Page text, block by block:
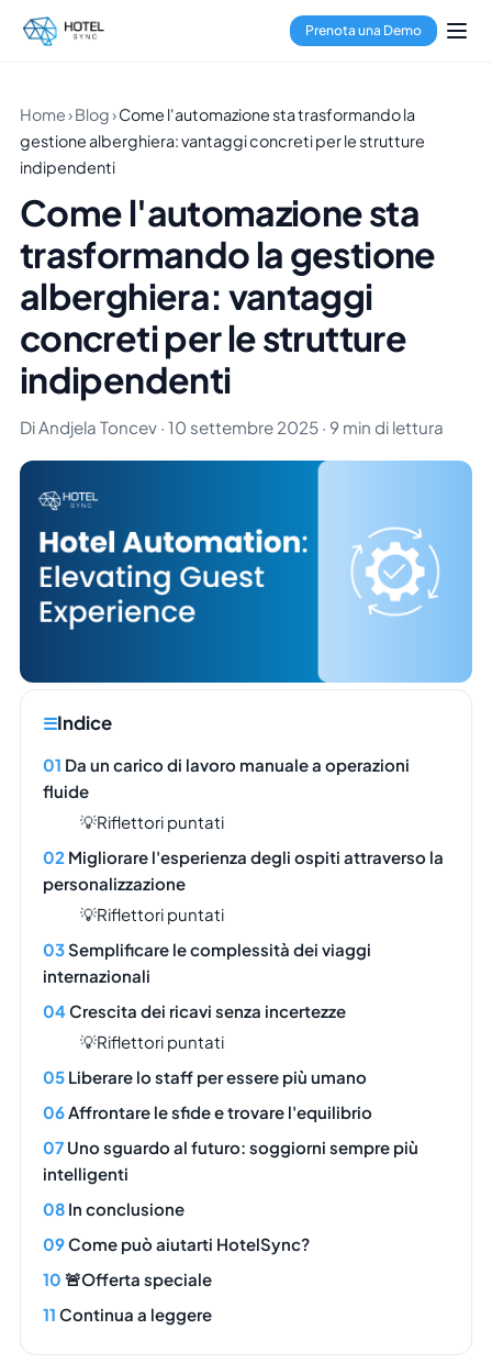
Prenota una Demo
Home›Blog›Come l'automazione sta trasformando la
gestione alberghiera: vantaggi concreti per le strutture
indipendenti
Come l'automazione sta
trasformando la gestione
alberghiera: vantaggi
concreti per le strutture
indipendenti
Di Andjela Toncev · 10 settembre 2025 · 9 min di lettura
Indice
Da un carico di lavoro manuale a operazioni
fluide
💡Riflettori puntati
Migliorare l'esperienza degli ospiti attraverso la
personalizzazione
💡Riflettori puntati
Semplificare le complessità dei viaggi
internazionali
Crescita dei ricavi senza incertezze
💡Riflettori puntati
Liberare lo staff per essere più umano
Affrontare le sfide e trovare l'equilibrio
Uno sguardo al futuro: soggiorni sempre più
intelligenti
In conclusione
Come può aiutarti HotelSync?
🚨Offerta speciale
Continua a leggere